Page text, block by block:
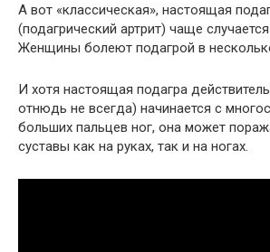
А вот «классическая», настоящая
(подагрический артрит) чаще
Женщины болеют подагрой в
И хотя настоящая подагра
отнюдь не всегда) начинается с
больших пальцев ног, она может
суставы как на руках, так и на ногах.